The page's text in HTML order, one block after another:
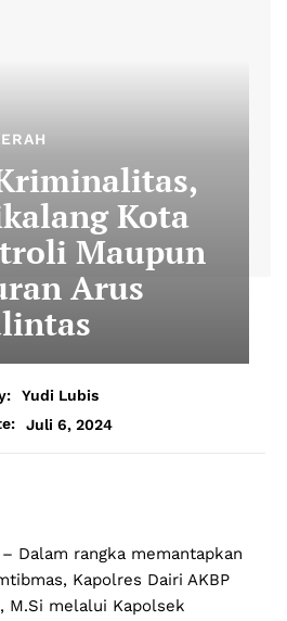
Kota
Maupun
Arus
Yudi Lubis
Juli 6, 2024
Dalam rangka memantapkan
Kapolres Dairi AKBP
M.Si melalui Kapolsek